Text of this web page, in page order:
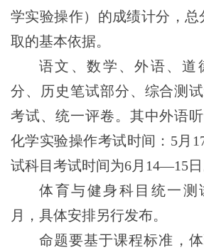
学实验操作）的成绩计分，总
取的基本依据。
语文、数学、外语、道
分、历史笔试部分、综合测
考试、统一评卷。其中外语
化学实验操作考试时间：5月1
试科目考试时间为6月14—15日
体育与健身科目统一
月，具体安排另行发布。
命题要基于课程标准，